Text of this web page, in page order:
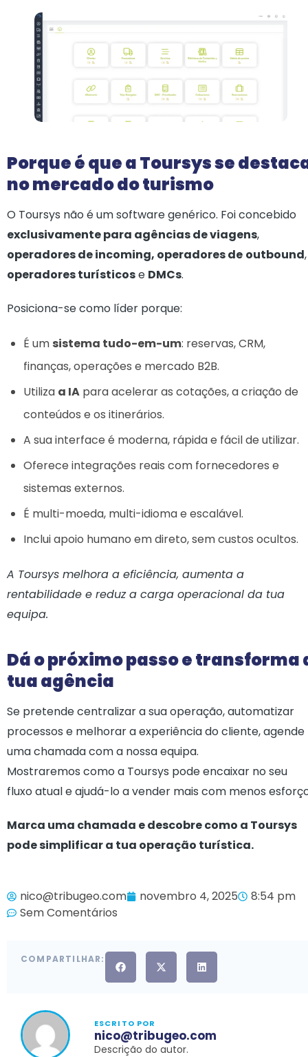
Porque é que a Toursys se
no mercado do turismo
O Toursys não é um software genérico. Foi concebido
exclusivamente para agências de viagens,
operadores de incoming, operadores de outbound,
operadores turísticose DMCs.
Posiciona-se como líder porque:
É um sistema tudo-em-um: reservas, CRM,
finanças, operações e mercado B2B.
Utiliza a IA para acelerar as cotações, a criação de
conteúdos e os itinerários.
A sua interface é moderna, rápida e fácil de utilizar.
Oferece integrações reais com fornecedores e
sistemas externos.
É multi-moeda, multi-idioma e escalável.
Inclui apoio humano em direto, sem custos ocultos.
A Toursys melhora a eficiência, aumenta a
rentabilidade e reduz a carga operacional da tua
equipa.
Dá o próximo passo e transforma
tua agência
Se pretende centralizar a sua operação, automatizar
processos e melhorar a experiência do cliente, agende
uma chamada com a nossa equipa.
Mostraremos como a Toursys pode encaixar no seu
fluxo atual e ajudá-lo a vender mais com menos
Marca uma chamada e descobre como a Toursys
pode simplificar a tua operação turística.
nico@tribugeo.com novembro 4, 2025
8:54 pm
Sem Comentários
COMPARTILHAR:
ESCRITO POR
nico@tribugeo.com
Descrição do autor.